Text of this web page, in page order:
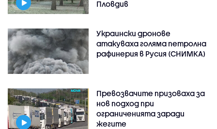
Пловдив
Украински дронове
атакуваха голяма петролна
рафинерия в Русия (СНИМКА)
Превозвачите призоваха за
нов подход при
ограниченията заради
жегите